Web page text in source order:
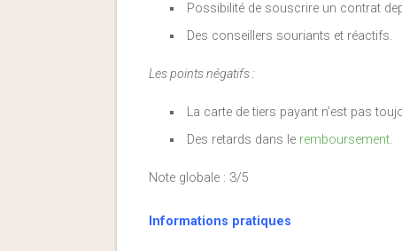
Possibilité de souscrire un contrat
Des conseillers souriants et réactifs.
Les points négatifs :
La carte de tiers payant n’est pas
Des retards dans le remboursement.
Note globale : 3/5
Informations pratiques